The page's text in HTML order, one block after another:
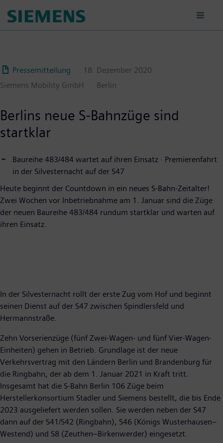
para
Pressemitteilung
18. Dezember 2020
Siemens Mobility GmbH
Berlin
Berlins neue S-Bahnzüge sind
startklar
Baureihe 483/484 wartet auf ihren Einsatz ⋅ Premierenfahrt
in der Silvesternacht auf der S47
Heute beginnt der Countdown in ein neues S-Bahn-Zeitalter!
Zwei Wochen vor Inbetriebnahme am 1. Januar sind die Züge
der neuen Baureihe 483/484 rundum startklar und warten auf
ihren Einsatz.
In der Silvesternacht rollt der erste Zug vom Hof und beginnt
seinen Dienst auf der S47 zwischen Spindlersfeld und
Hermannstraße.
Zehn Vorserienzüge (fünf Zwei-Wagen- und fünf Vier-Wagen-
Einheiten) gehen in Betrieb. Grundlage ist der neue
Verkehrsvertrag mit den Ländern Berlin und Brandenburg für
die Ringbahn, der ab dem 1. Januar 2021 in Kraft tritt.
Insgesamt hat die S-Bahn Berlin 106 Züge beim
Herstellerkonsortium Stadler und Siemens bestellt, die bis Ende
2023 ausgeliefert werden sollen. Sie werden neben der S47
dann auf der S41/S42 (Ringbahn), S46 (Königs Wusterhausen–
Westend) und S8 (Zeuthen–Birkenwerder) eingesetzt.